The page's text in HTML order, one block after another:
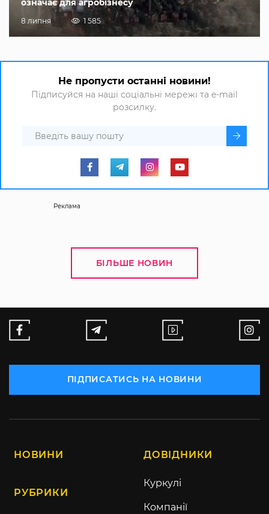
8 липня 1 585
Не пропусти останні новини!
Підписуйся на наші соціальні мережі та e-mail
розсилку.
Реклама
БІЛЬШЕ НОВИН
ПІДПИСАТИСЬ НА НОВИНИ
НОВИНИ
РУБРИКИ
ДОВІДНИКИ
Куркулі
Компанії